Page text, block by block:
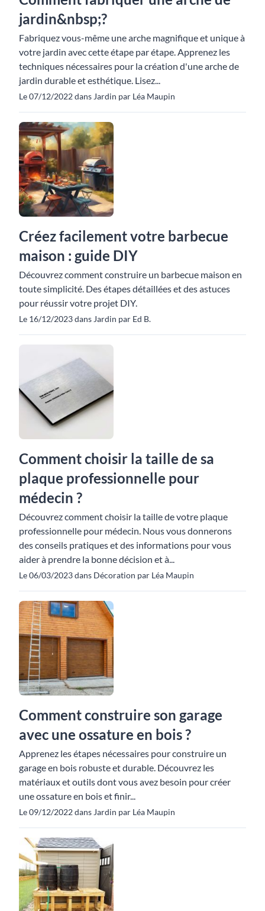
jardin&nbsp;?
Fabriquez vous-même une arche magnifique et unique à
votre jardin avec cette étape par étape. Apprenez les
techniques nécessaires pour la création d'une arche de
jardin durable et esthétique. Lisez...
Le 07/12/2022 dans Jardin par Léa Maupin
Créez facilement votre barbecue
maison : guide DIY
Découvrez comment construire un barbecue maison en
toute simplicité. Des étapes détaillées et des astuces
pour réussir votre projet DIY.
Le 16/12/2023 dans Jardin par Ed B.
Comment choisir la taille de sa
plaque professionnelle pour
médecin ?
Découvrez comment choisir la taille de votre plaque
professionnelle pour médecin. Nous vous donnerons
des conseils pratiques et des informations pour vous
aider à prendre la bonne décision et à...
Le 06/03/2023 dans Décoration par Léa Maupin
Comment construire son garage
avec une ossature en bois ?
Apprenez les étapes nécessaires pour construire un
garage en bois robuste et durable. Découvrez les
matériaux et outils dont vous avez besoin pour créer
une ossature en bois et finir...
Le 09/12/2022 dans Jardin par Léa Maupin